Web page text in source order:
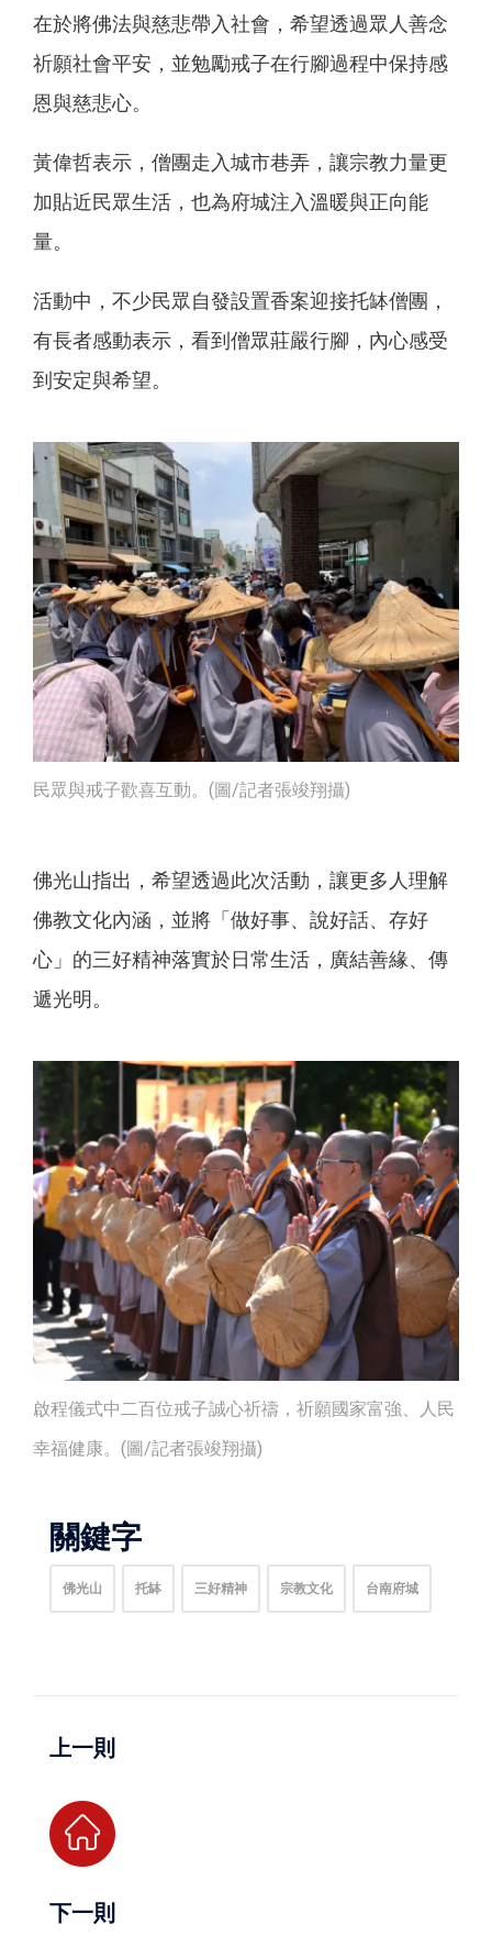
在於將佛法與慈悲帶入社會，希望透過眾人善念
祈願社會平安，並勉勵戒子在行腳過程中保持感
恩與慈悲心。
黃偉哲表示，僧團走入城市巷弄，讓宗教力量更
加貼近民眾生活，也為府城注入溫暖與正向能
量。
活動中，不少民眾自發設置香案迎接托缽僧團，
有長者感動表示，看到僧眾莊嚴行腳，內心感受
到安定與希望。
民眾與戒子歡喜互動。(圖/記者張竣翔攝)
佛光山指出，希望透過此次活動，讓更多人理解
佛教文化內涵，並將「做好事、說好話、存好
心」的三好精神落實於日常生活，廣結善緣、傳
遞光明。
啟程儀式中二百位戒子誠心祈禱，祈願國家富強、人民
幸福健康。(圖/記者張竣翔攝)
關鍵字
佛光山 托缽 三好精神 宗教文化 台南府城
上一則
下一則